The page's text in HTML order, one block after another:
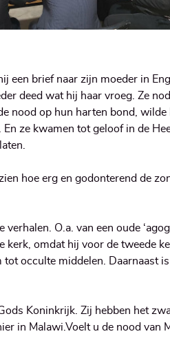
een brief naar zijn moeder in
deed wat hij haar vroeg. Ze
nood op hun harten bond,
ze kwamen tot geloof in de
hoe erg en godonterend de
O.a. van een oude
omdat hij voor de tweede
occulte middelen. Daarnaast
Koninkrijk. Zij hebben het
in Malawi.Voelt u de nood van